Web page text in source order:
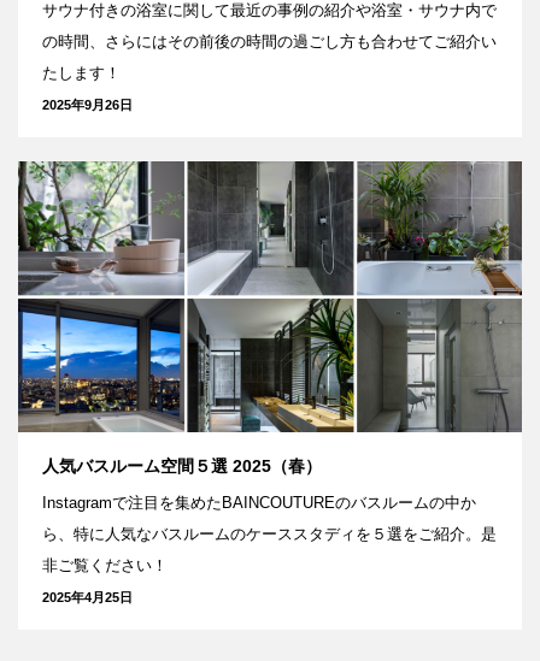
サウナ付きの浴室に関して最近の事例の紹介や浴室・サウナ内で
の時間、さらにはその前後の時間の過ごし方も合わせてご紹介い
たします！
2025年9月26日
人気バスルーム空間５選 2025（春）
Instagramで注目を集めたBAINCOUTUREのバスルームの中か
ら、特に人気なバスルームのケーススタディを５選をご紹介。是
非ご覧ください！
2025年4月25日